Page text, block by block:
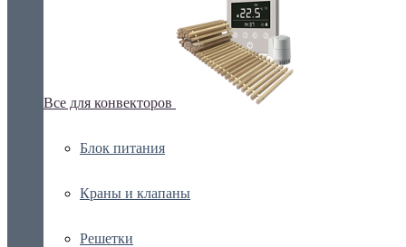
Все для конвекторов
Блок питания
Краны и клапаны
Решетки